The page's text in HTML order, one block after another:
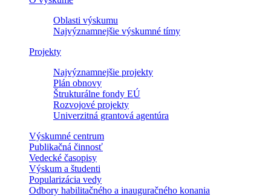
Oblasti výskumu
Najvýznamnejšie výskumné tímy
Projekty
Najvýznamnejšie projekty
Plán obnovy
Štrukturálne fondy EÚ
Rozvojové projekty
Univerzitná grantová agentúra
Výskumné centrum
Publikačná činnosť
Vedecké časopisy
Výskum a študenti
Popularizácia vedy
Odbory habilitačného a inauguračného konania